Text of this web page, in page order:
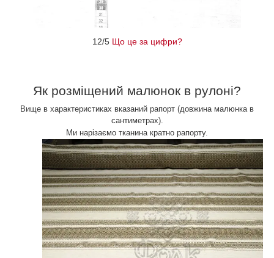
12/5 Що це за цифри?
Як розміщений малюнок в рулоні?
Вище в характеристиках вказаний рапорт (довжина малюнка в
сантиметрах).
Ми нарізаємо тканина кратно рапорту.